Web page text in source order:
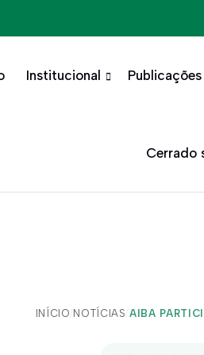
Institucional Publicações
Cerrado
INÍCIO/ NOTÍCIAS/AIBA